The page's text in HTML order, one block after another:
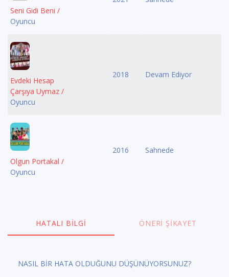
Seni Gidi Beni /
Oyuncu
Evdeki Hesap
Çarşıya Uymaz /
Oyuncu
2018 Devam Ediyor
Olgun Portakal /
Oyuncu
2016 Sahnede
HATALI BILGI ÖNERI ŞIKAYET
NASIL BİR HATA OLDUĞUNU DÜŞÜNÜYORSUNUZ?